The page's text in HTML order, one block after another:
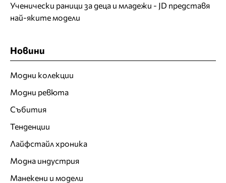
Ученически раници за деца и младежи - JD представя
най-яките модели
Новини
Модни колекции
Модни ревюта
Събития
Тенденции
Лайфстайл хроника
Модна индустрия
Манекени и модели